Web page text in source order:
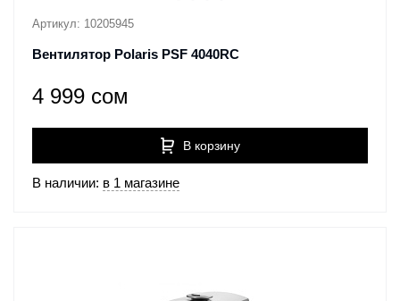
Артикул: 10205945
Вентилятор Polaris PSF 4040RC
4 999 сом
В корзину
В наличии: в 1 магазине